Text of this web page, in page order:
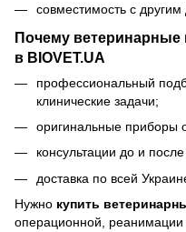
совместимость с
Почему
в BIOVET.UA
профессиональный
клинические задачи;
оригинальные приборы
консультации до и
доставка по всей
Нужно купить
операционной, реанимации